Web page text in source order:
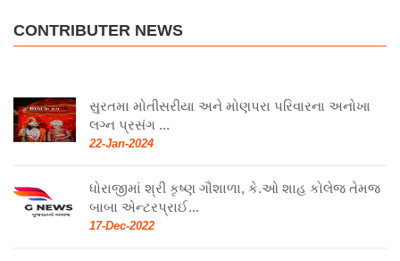
CONTRIBUTER NEWS
સુરતમા મોતીસરીયા અને મોણપરા પરિવારના અનોખા
લગ્ન પ્રસંગ ...
22-Jan-2024
ધોરાજીમાં શ્રી કૃષ્ણ ગૌશાળા, કે.ઓ શાહ કોલેજ તેમજ
બાબા એન્ટરપ્રાઈ...
17-Dec-2022